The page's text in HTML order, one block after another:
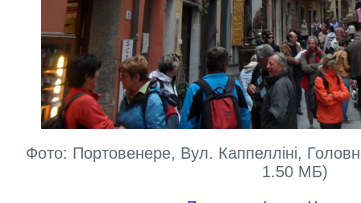
Фото: Портовенере, Вул. Каппелліні,
1.50 МБ)